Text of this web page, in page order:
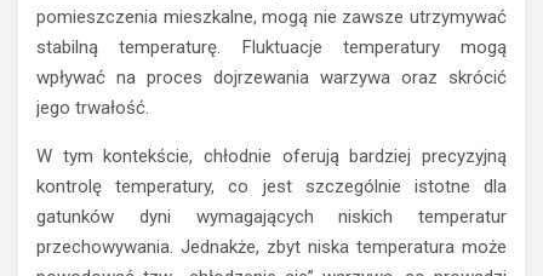
pomieszczenia mieszkalne, mogą nie zawsze utrzymywać
stabilną temperaturę. Fluktuacje temperatury mogą
wpływać na proces dojrzewania warzywa oraz skrócić
jego trwałość.
W tym kontekście, chłodnie oferują bardziej precyzyjną
kontrolę temperatury, co jest szczególnie istotne dla
gatunków dyni wymagających niskich temperatur
przechowywania. Jednakże, zbyt niska temperatura może